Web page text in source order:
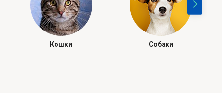
Кошки Собаки